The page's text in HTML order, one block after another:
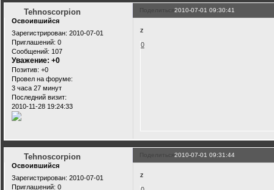
Поделиться2010-07-01 09:30:41
Tehnoscorpion
Освоившийся
Зарегистрирован: 2010-07-01
Приглашений: 0
Сообщений: 107
Уважение: +0
Позитив: +0
Провел на форуме:
3 часа 27 минут
Последний визит:
2010-11-28 19:24:33
z
0
Поделиться2010-07-01 09:31:44
Tehnoscorpion
Освоившийся
Зарегистрирован: 2010-07-01
Приглашений: 0
z